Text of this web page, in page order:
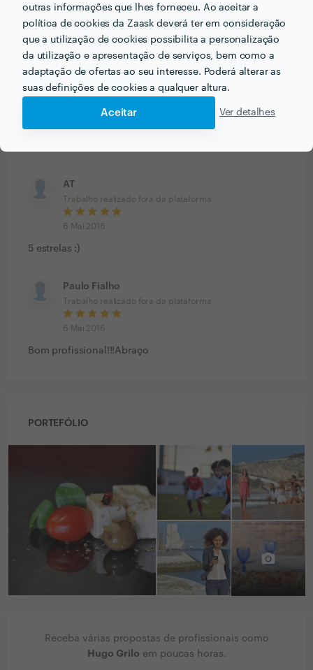
outras informações que lhes forneceu. Ao aceitar a
política de cookies da Zaask deverá ter em consideração
que a utilização de cookies possibilita a personalização
da utilização e apresentação de serviços, bem como a
adaptação de ofertas ao seu interesse. Poderá alterar as
suas definições de cookies a qualquer altura.
Aceitar Ver detalhes
Durante todo o projecto, sempre muito orientado para
o cliente e para o resultado final, excelente
profissional.
Miguel Castanho
Trabalho realizado fora da plataforma
AT
Trabalho realizado fora da plataforma
6 Mai 2016
5 estrelas :)
Paulo Fialho
Trabalho realizado fora da plataforma
6 Mai 2016
Bom profissional!!!Abraço
PORTEFÓLIO
Receba várias propostas de profissionais como
Hugo Grilo em poucas horas.